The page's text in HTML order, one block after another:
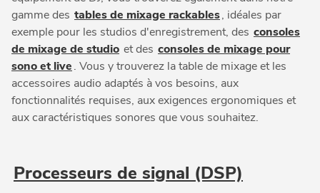
gamme des tables de mixage rackables, idéales par
exemple pour les studios d'enregistrement, des consoles
de mixage de studio et des consoles de mixage pour
sono et live. Vous y trouverez la table de mixage et les
accessoires audio adaptés à vos besoins, aux
fonctionnalités requises, aux exigences ergonomiques et
aux caractéristiques sonores que vous souhaitez.
Processeurs de signal (DSP)